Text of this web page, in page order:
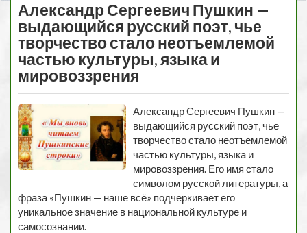
Александр Сергеевич Пушкин —
выдающийся русский поэт, чье
творчество стало неотъемлемой
частью культуры, языка и
мировоззрения
Александр Сергеевич Пушкин —
выдающийся русский поэт, чье
творчество стало неотъемлемой
частью культуры, языка и
мировоззрения. Его имя стало
символом русской литературы, а
фраза «Пушкин — наше всё» подчеркивает его
уникальное значение в национальной культуре и
самосознании.